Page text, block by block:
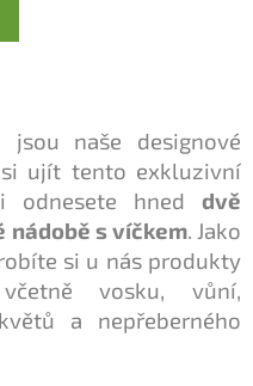
naše designové
ujít tento exkluzivní
odnesete hned dvě
nádobě s víčkem. Jako
si u nás produkty
vosku, vůní,
a nepřeberného